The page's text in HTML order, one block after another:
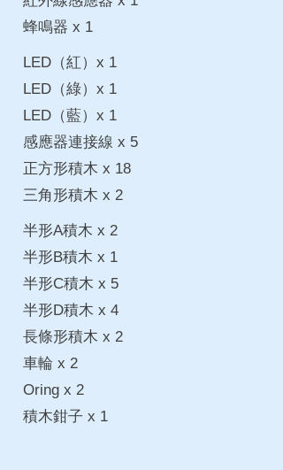
蜂鳴器 x 1
LED（紅）x 1
LED（綠）x 1
LED（藍）x 1
感應器連接線 x 5
正方形積木 x 18
三角形積木 x 2
半形A積木 x 2
半形B積木 x 1
半形C積木 x 5
半形D積木 x 4
​長條形積木 x 2
車輪 x 2
Oring x 2
​積木鉗子 x 1